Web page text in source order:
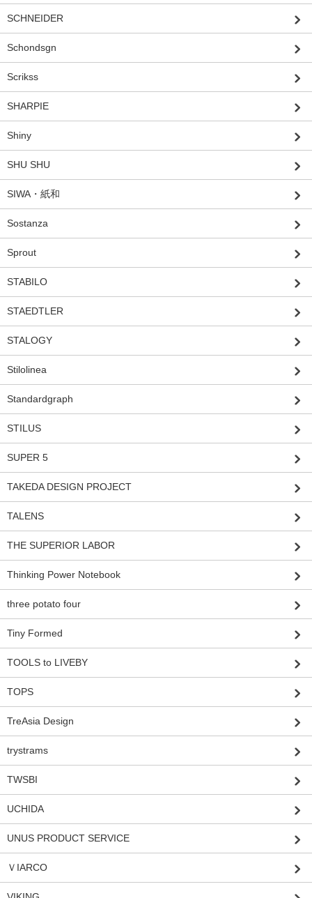
SCHNEIDER
Schondsgn
Scrikss
SHARPIE
Shiny
SHU SHU
SIWA・紙和
Sostanza
Sprout
STABILO
STAEDTLER
STALOGY
Stilolinea
Standardgraph
STILUS
SUPER 5
TAKEDA DESIGN PROJECT
TALENS
THE SUPERIOR LABOR
Thinking Power Notebook
three potato four
Tiny Formed
TOOLS to LIVEBY
TOPS
TreAsia Design
trystrams
TWSBI
UCHIDA
UNUS PRODUCT SERVICE
ＶIARCO